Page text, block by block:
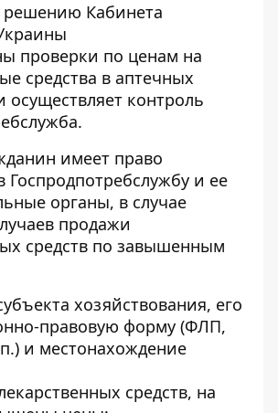
решению Кабинета
проверки по ценам на
средства в аптечных
осуществляет контроль
имеет право
Госпродпотребслужбу и ее
органы, в случае
продажи
средств по завышенным
хозяйствования, его
правовую форму (ФЛП,
и местонахождение
средств, на